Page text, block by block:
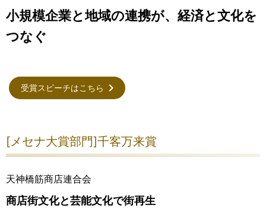
小規模企業と地域の連携が、経済と文化を
つなぐ
受賞スピーチはこちら
[メセナ大賞部門]千客万来賞
天神橋筋商店連合会
商店街文化と芸能文化で街再生